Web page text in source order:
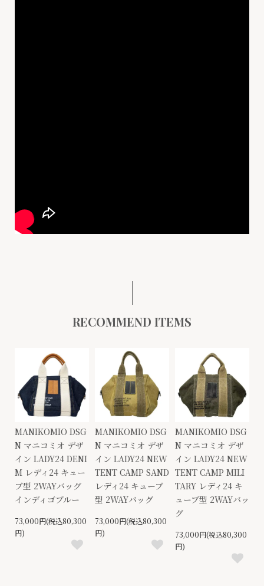
RECOMMEND ITEMS
MANIKOMIO DSG
N マニコミオ デザ
イン LADY24 DENI
M レディ24 キュー
ブ型 2WAYバッグ
インディゴブルー
73,000円(税込80,300
円)
MANIKOMIO DSG
N マニコミオ デザ
イン LADY24 NEW
TENT CAMP SAND
レディ24 キューブ
型 2WAYバッグ
73,000円(税込80,300
円)
MANIKOMIO DSG
N マニコミオ デザ
イン LADY24 NEW
TENT CAMP MILI
TARY レディ24 キ
ューブ型 2WAYバッ
グ
73,000円(税込80,300
円)